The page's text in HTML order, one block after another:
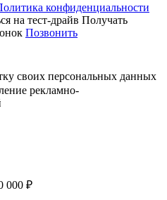
конфиденциальности
на тест-драйв Получать
Позвонить
своих персональных данных
рекламно-
000 ₽